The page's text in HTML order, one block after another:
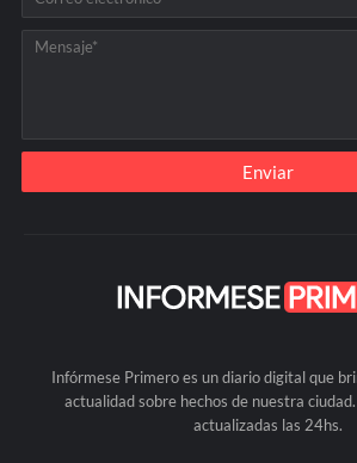
Infórmese Primero es un diario digital que
actualidad sobre hechos de nuestra
actualizadas las 24hs.